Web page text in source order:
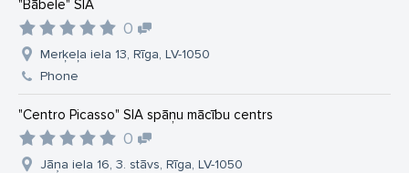
"Bābele" SIA
0
Merķeļa iela 13, Rīga, LV-1050
Phone
"Centro Picasso" SIA spāņu mācību centrs
0
Jāņa iela 16, 3. stāvs, Rīga, LV-1050